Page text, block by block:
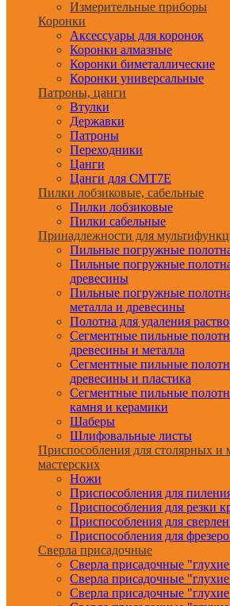
Измерительные приборы
Коронки
Аксессуары для коронок
Коронки алмазные
Коронки биметаллические
Коронки универсальные
Патроны, цанги
Втулки
Державки
Патроны
Переходники
Цанги
Цанги для CMT7E
Пилки лобзиковые, сабельные
Пилки лобзиковые
Пилки сабельные
Принадлежности для
Пильные погружные
Пильные погружные
древесины
Пильные погружные
металла и древесины
Полотна для удаления
Сегментные пильные
древесины и металла
Сегментные пильные
древесины и пластика
Сегментные пильные
камня и керамики
Шаберы
Шлифовальные листы
Приспособления для столярных и
мастерских
Ножи
Приспособления для
Приспособления для резки
Приспособления для
Приспособления для
Сверла присадочные
Сверла присадочные
Сверла присадочные
Сверла присадочные